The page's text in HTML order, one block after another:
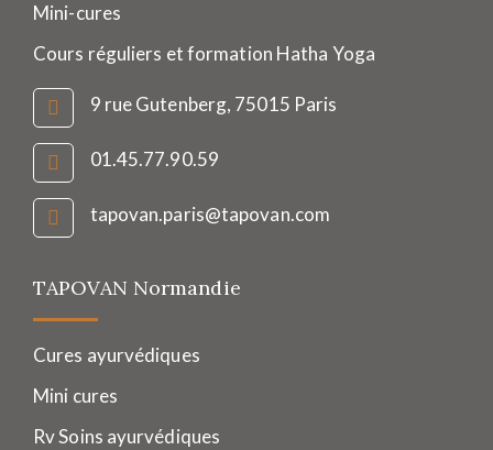
Mini-cures
Cours réguliers et formation Hatha Yoga
9 rue Gutenberg, 75015 Paris
01.45.77.90.59
tapovan.paris@tapovan.com
TAPOVAN Normandie
Cures ayurvédiques
Mini cures
Rv Soins ayurvédiques